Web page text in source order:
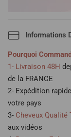
Informations
Pourquoi
1- Livraison 48H
de la FRANCE
2- Expédition
votre pays
3- Cheveux Qualité
aux vidéos